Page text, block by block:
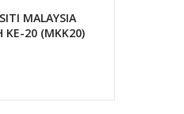
MALAYSIA
KE-20 (MKK20)